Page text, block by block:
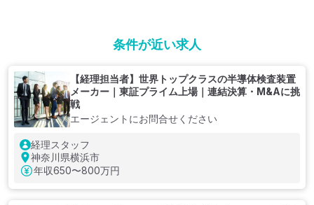
条件が近い求人
【経理担当者】世界トップクラスの半導体検査装置
メーカー｜東証プライム上場｜連結決算・M&Aに挑
戦
エージェントにお問合せください
経理スタッフ
神奈川県横浜市
年収650〜800万円